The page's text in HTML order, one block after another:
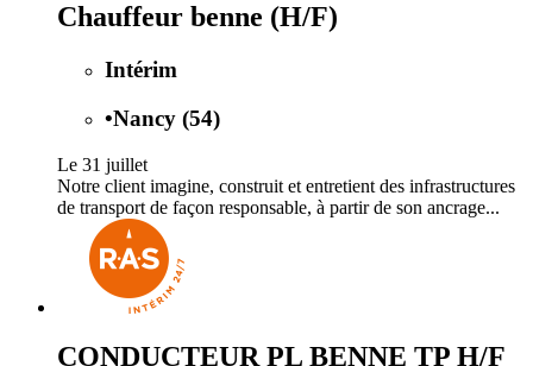
Chauffeur benne (H/F)
Intérim
•Nancy (54)
Le 31 juillet
Notre client imagine, construit et entretient des infrastructures
de transport de façon responsable, à partir de son ancrage...
CONDUCTEUR PL BENNE TP H/F